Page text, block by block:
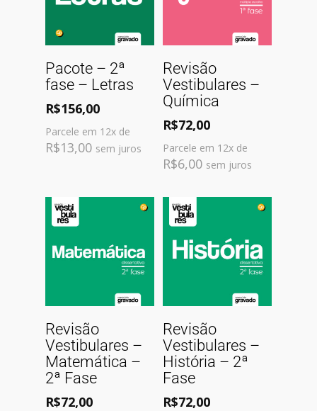
Comprar
Pacote – 2ª
fase – Letras
R$156,00
Parcele em 12x de
R$13,00 sem juros
Comprar
Revisão
Vestibulares –
Química
R$72,00
Parcele em 12x de
R$6,00 sem juros
Comprar
Revisão
Vestibulares –
Matemática –
2ª Fase
R$72,00
Comprar
Revisão
Vestibulares –
História – 2ª
Fase
R$72,00